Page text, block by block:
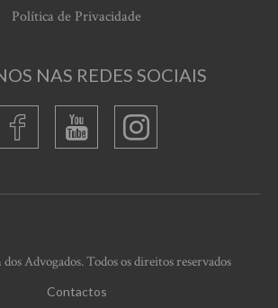
Política de Privacidade
NAS REDES SOCIAIS
Advogados. Todos os direitos reservados
Contactos